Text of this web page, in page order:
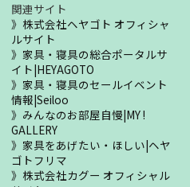
関連サイト
株式会社ヘヤゴト オフィシャ
ルサイト
家具・寝具の総合ポータルサ
イト|HEYAGOTO
家具・寝具のセールイベント
情報|Seiloo
みんなのお部屋自慢|MY !
GALLERY
家具をあげたい・ほしい|ヘヤ
ゴトフリマ
株式会社カグー オフィシャル